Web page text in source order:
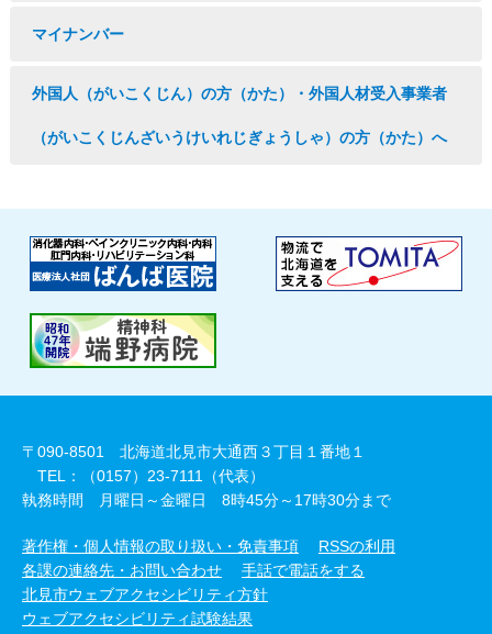
マイナンバー
外国人（がいこくじん）の方（かた）・外国人材受入事業者
（がいこくじんざいうけいれじぎょうしゃ）の方（かた）へ
〒090-8501 北海道北見市大通西３丁目１番地１
TEL：（0157）23-7111（代表）
執務時間 月曜日～金曜日 8時45分～17時30分まで
著作権・個人情報の取り扱い・免責事項
RSSの利用
各課の連絡先・お問い合わせ
手話で電話をする
北見市ウェブアクセシビリティ方針
ウェブアクセシビリティ試験結果